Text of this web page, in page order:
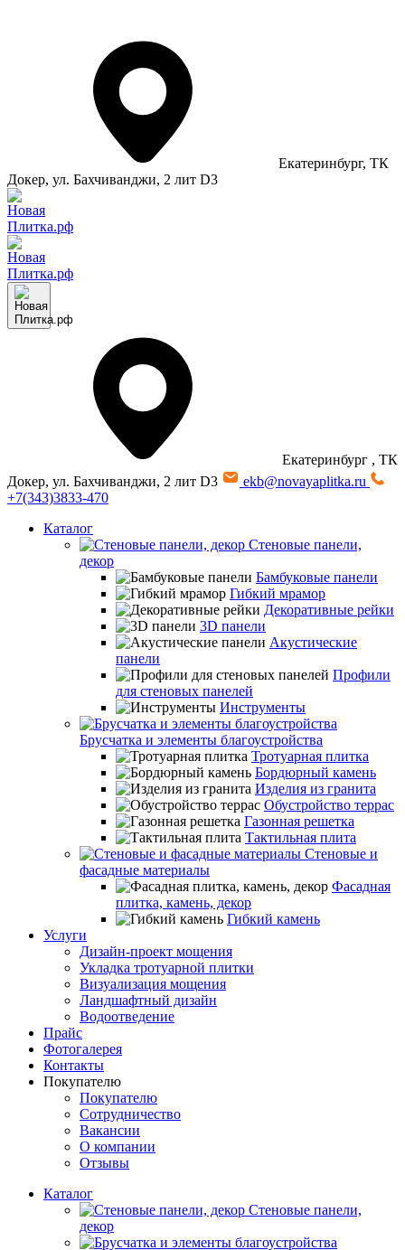
Екатеринбург, ТК
Докер, ул. Бахчиванджи, 2 лит D3
Екатеринбург , ТК
Докер, ул. Бахчиванджи, 2 лит D3
ekb@novayaplitka.ru
+7(343)3833-470
Каталог
Стеновые панели,
декор
Бамбуковые панели
Гибкий мрамор
Декоративные рейки
3D панели
Акустические
панели
Профили
для стеновых панелей
Инструменты
Брусчатка и элементы благоустройства
Тротуарная плитка
Бордюрный камень
Изделия из гранита
Обустройство террас
Газонная решетка
Тактильная плита
Стеновые и
фасадные материалы
Фасадная
плитка, камень, декор
Гибкий камень
Услуги
Дизайн-проект мощения
Укладка тротуарной плитки
Визуализация мощения
Ландшафтный дизайн
Водоотведение
Прайс
Фотогалерея
Контакты
Покупателю
Покупателю
Сотрудничество
Вакансии
О компании
Отзывы
Каталог
Стеновые панели,
декор